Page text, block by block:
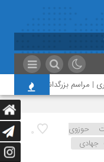
مراسم بزرگداشت امام مجاهد
0
حوزوی
جهادی